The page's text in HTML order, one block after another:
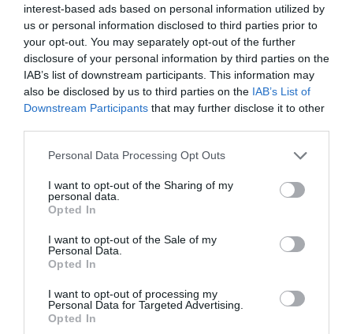
interest-based ads based on personal information utilized by
us or personal information disclosed to third parties prior to
your opt-out. You may separately opt-out of the further
disclosure of your personal information by third parties on the
IAB’s list of downstream participants. This information may
also be disclosed by us to third parties on the IAB’s List of
Downstream Participants that may further disclose it to other
Please note that this website/app uses one or more Google
not limited to your visit or usage behaviour. You may click to
grant or deny consent to Google and its third-party tags to
use your data for below specified purposes in below Google
consent section.
Personal Data Processing Opt Outs
I want to opt-out of the Sharing of my
personal data.
Opted In
I want to opt-out of the Sale of my
Personal Data.
Opted In
I want to opt-out of processing my
Personal Data for Targeted Advertising.
Opted In
12.07.2026 ΡΑΓΚΜΠΙ
Ασυναγώνιστος στο ράγκμπι 7s
Τα τμήματα ράκγμπι του Παναθηναϊκού συνέχισαν με
νίκες στο πανελλήνιο πρωτάθλημα ράγκμπι 7s σε άνδρες
και γυναίκες.